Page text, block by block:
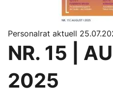
Personalrat aktuell
NR. 15 |
2025